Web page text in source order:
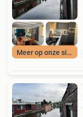
Meer op onze site